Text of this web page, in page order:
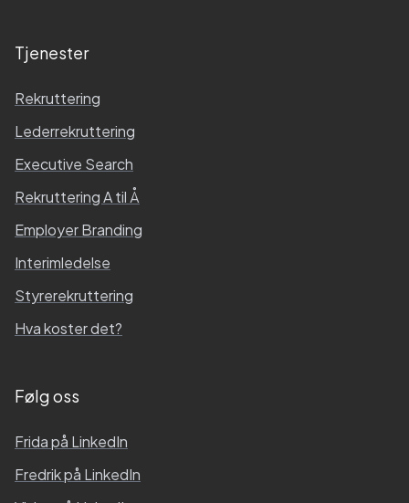
Tjenester
Rekruttering
Lederrekruttering
Executive Search
Rekruttering A til Å
Employer Branding
Interimledelse
Styrerekruttering
Hva koster det?
Følg oss
Fridapå LinkedIn
Fredrikpå LinkedIn